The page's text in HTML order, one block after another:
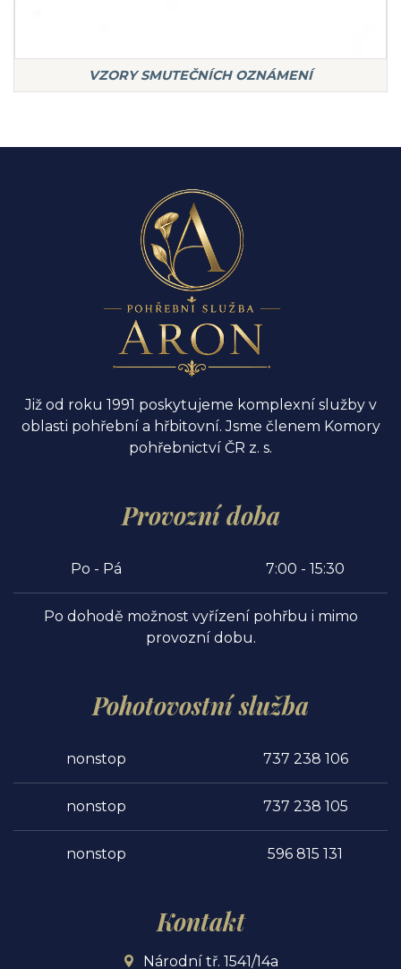
VZORY SMUTEČNÍCH OZNÁMENÍ
Již od roku 1991 poskytujeme komplexní služby v
oblasti pohřební a hřbitovní. Jsme členem Komory
pohřebnictví ČR z. s.
Provozní doba
Po - Pá 7:00 - 15:30
Po dohodě možnost vyřízení pohřbu i mimo
provozní dobu.
Pohotovostní služba
nonstop 737 238 106
nonstop 737 238 105
nonstop 596 815 131
Kontakt
Národní tř. 1541/14a